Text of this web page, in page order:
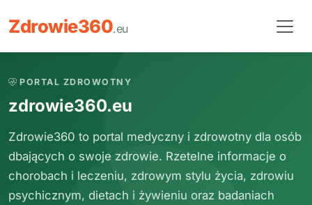
Zdrowie360.eu
PORTAL ZDROWOTNY
zdrowie360.eu
Zdrowie360 to portal medyczny i zdrowotny dla osób
dbających o swoje zdrowie. Rzetelne informacje o
chorobach i leczeniu, zdrowym stylu życia, zdrowiu
psychicznym, dietach i żywieniu oraz badaniach